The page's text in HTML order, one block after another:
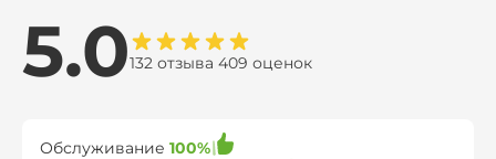
5.0132 отзыва 409 оценок
Обслуживание 100%